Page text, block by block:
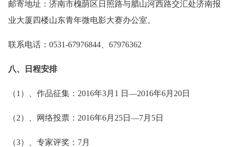
邮寄地址：济南市槐荫区日照路与腊山河西路交汇处济南报
业大厦四楼山东青年微电影大赛办公室。
联系电话：0531-67976844、67976362
八、日程安排
（1）、作品征集：2016年3月1 日—2016年6月20日
（2）、网络投票：2016年6月25日—7月5日
（3）、专家评奖：7月